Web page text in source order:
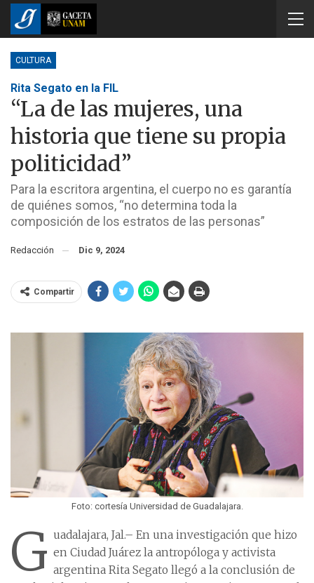
CULTURA
Rita Segato en la FIL
“La de las mujeres, una
historia que tiene su propia
politicidad”
Para la escritora argentina, el cuerpo no es garantía
de quiénes somos, “no determina toda la
composición de los estratos de las personas”
Redacción Dic 9, 2024
Compartir
Foto: cortesía Universidad de Guadalajara.
G uadalajara, Jal.– En una investigación que hizo
en Ciudad Juárez la antropóloga y activista
argentina Rita Segato llegó a la conclusión de